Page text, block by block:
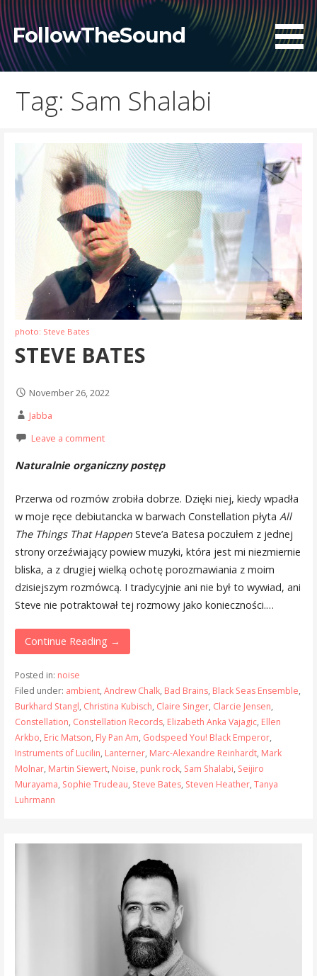
Skip
to
content
FollowTheSound
Tag: Sam Shalabi
photo: Steve Bates
STEVE BATES
November 26, 2022
Jabba
Leave a comment
Naturalnie organiczny postęp
Przerwa od rozmów zrobiła dobrze. Dzięki niej, kiedy wpadła
w moje ręce debiutancka w barwach Constellation płyta All
The Things That Happen Steve’a Batesa poczułem z jednej
strony orzeźwiający powiew muzyki, która jest mi niezmiernie
bliska, a z drugiej wielką ochotę porozmawiania z moim
dzisiejszym rozmówcą. I tradycyjnie ani nie był to wywiad, ani
Steve nie potraktował tej rozmowy jako konieczności.…
Continue Reading →
Posted in: noise
Filed under: ambient, Andrew Chalk, Bad Brains, Black Seas Ensemble,
Burkhard Stangl, Christina Kubisch, Claire Singer, Clarcie Jensen,
Constellation, Constellation Records, Elizabeth Anka Vajagic, Ellen
Arkbo, Eric Matson, Fly Pan Am, Godspeed You! Black Emperor,
Instruments of Lucilin, Lanterner, Marc-Alexandre Reinhardt, Mark
Molnar, Martin Siewert, Noise, punk rock, Sam Shalabi, Seijiro
Murayama, Sophie Trudeau, Steve Bates, Steven Heather, Tanya
Luhrmann